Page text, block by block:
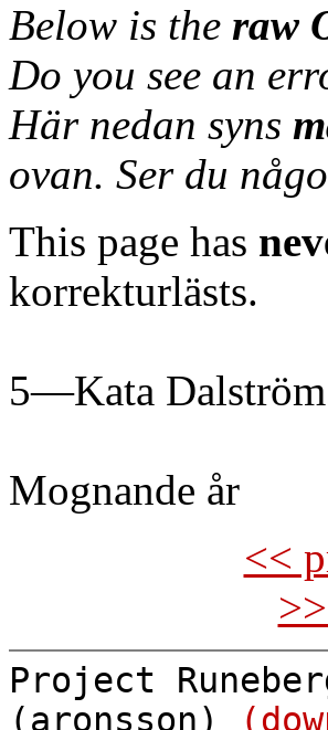
Below is the raw
Do you see an
Här nedan syns
ovan. Ser du
This page has
korrekturlästs.
5—Kata
Mognande år
<<
Project
(aronsson)